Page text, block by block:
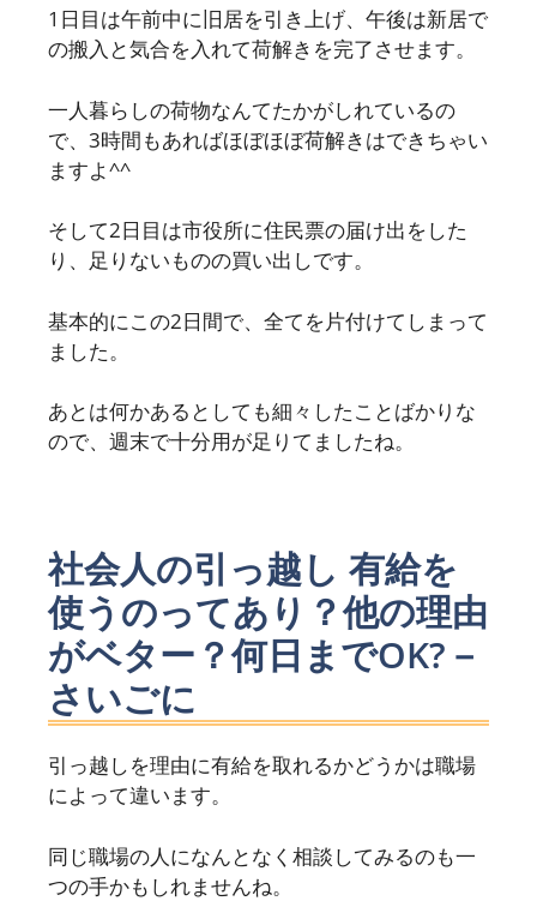
1日目は午前中に旧居を引き上げ、午後は新居で
の搬入と気合を入れて荷解きを完了させます。
一人暮らしの荷物なんてたかがしれているの
で、3時間もあればほぼほぼ荷解きはできちゃい
ますよ^^
そして2日目は市役所に住民票の届け出をした
り、足りないものの買い出しです。
基本的にこの2日間で、全てを片付けてしまって
ました。
あとは何かあるとしても細々したことばかりな
ので、週末で十分用が足りてましたね。
社会人の引っ越し 有給を
使うのってあり？他の理由
がベター？何日までOK?－
さいごに
引っ越しを理由に有給を取れるかどうかは職場
によって違います。
同じ職場の人になんとなく相談してみるのも一
つの手かもしれませんね。